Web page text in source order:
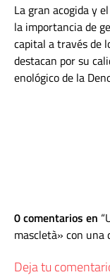
La gran acogida y
la importancia de
capital a través de
destacan por su
enológico de la
0 comentarios en
mascletà» con una
Deja tu